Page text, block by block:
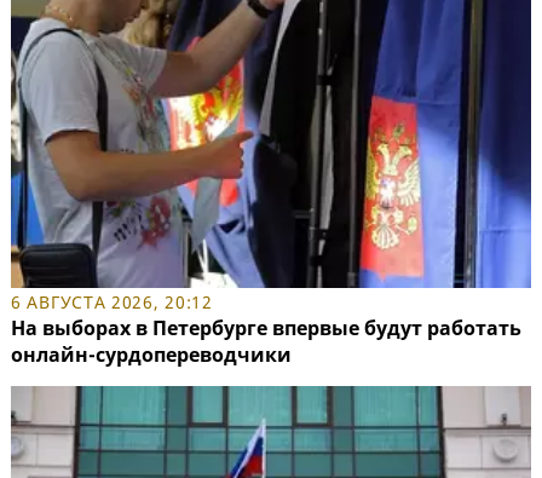
6 АВГУСТА 2026, 20:12
На выборах в Петербурге впервые будут работать
онлайн-сурдопереводчики